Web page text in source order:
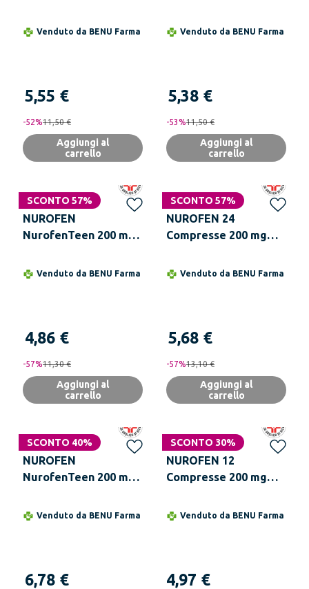
Capsule Molli
Venduto da BENU Farma
5,55 €
-52%11,50 €
Aggiungi al
carrello
Venduto da BENU Farma
5,38 €
-53%11,50 €
Aggiungi al
carrello
SCONTO 57%
NUROFEN
NurofenTeen 200 mg
Compresse
Venduto da BENU Farma
4,86 €
-57%11,30 €
Aggiungi al
carrello
SCONTO 57%
NUROFEN 24
Compresse 200 mg
Venduto da BENU Farma
5,68 €
-57%13,10 €
Aggiungi al
carrello
SCONTO 40%
NUROFEN
NurofenTeen 200 mg
Orodispersibili
Venduto da BENU Farma
6,78 €
SCONTO 30%
NUROFEN 12
Compresse 200 mg
Venduto da BENU Farma
4,97 €